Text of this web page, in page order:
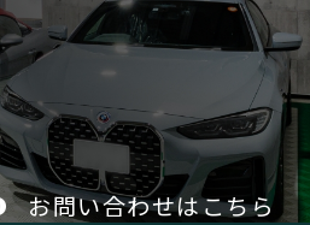
お問い合わせはこちら